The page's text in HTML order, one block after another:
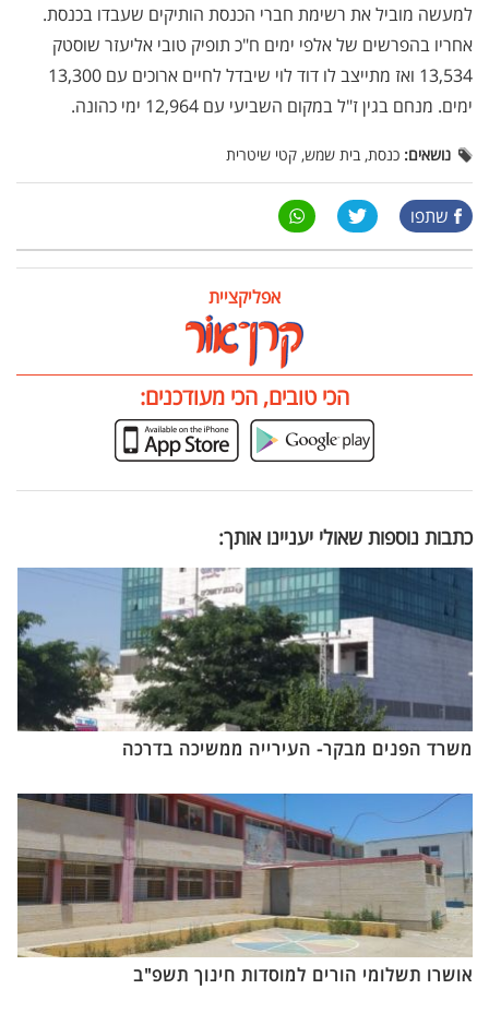
למעשה מוביל את רשימת חברי הכנסת הותיקים שעבדו בכנסת.
אחריו בהפרשים של אלפי ימים ח"כ תופיק טובי אליעזר שוסטק
13,534 ואז מתייצב לו דוד לוי שיבדל לחיים ארוכים עם 13,300
ימים. מנחם בגין ז"ל במקום השביעי עם 12,964 ימי כהונה.
נושאים: כנסת, בית שמש, קטי שיטרית
שתפו
אפליקציית
הכי טובים, הכי מעודכנים:
כתבות נוספות שאולי יעניינו אותך:
משרד הפנים מבקר- העירייה ממשיכה בדרכה
אושרו תשלומי הורים למוסדות חינוך תשפ"ב